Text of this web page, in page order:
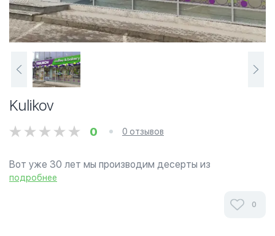
Kulikov
0 0 отзывов
Вот уже 30 лет мы производим десерты из
натуральных ингредиентов, чтобы сделать вашу
подробнее
0